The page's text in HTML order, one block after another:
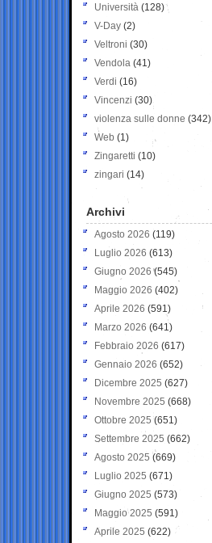
Università (128)
V-Day (2)
Veltroni (30)
Vendola (41)
Verdi (16)
Vincenzi (30)
violenza sulle donne (342)
Web (1)
Zingaretti (10)
zingari (14)
Archivi
Agosto 2026 (119)
Luglio 2026 (613)
Giugno 2026 (545)
Maggio 2026 (402)
Aprile 2026 (591)
Marzo 2026 (641)
Febbraio 2026 (617)
Gennaio 2026 (652)
Dicembre 2025 (627)
Novembre 2025 (668)
Ottobre 2025 (651)
Settembre 2025 (662)
Agosto 2025 (669)
Luglio 2025 (671)
Giugno 2025 (573)
Maggio 2025 (591)
Aprile 2025 (622)